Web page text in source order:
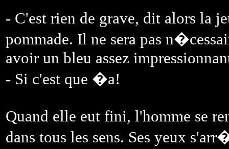
- C'est rien de grave, dit alors la
pommade. Il ne sera pas
avoir un bleu assez
- Si c'est que �a!
Quand elle eut fini, l'homme se
dans tous les sens. Ses yeux